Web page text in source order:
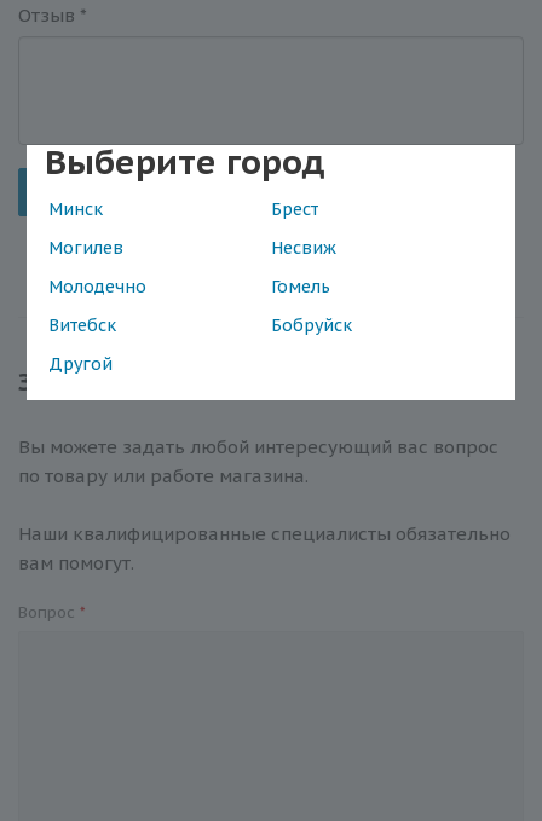
Выберите город
Минск
Брест
Могилев
Несвиж
Молодечно
Гомель
Витебск
Бобруйск
Другой
Отзыв *
Задать вопрос
Вы можете задать любой интересующий вас вопрос
по товару или работе магазина.
Наши квалифицированные специалисты обязательно
вам помогут.
Вопрос *